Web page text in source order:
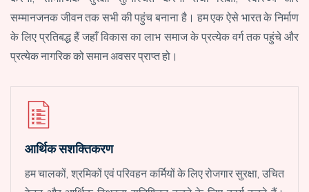
सम्मानजनक जीवन तक सभी की पहुंच बनाना है। हम एक ऐसे भारत के निर्माण
के लिए प्रतिबद्ध हैं जहाँ विकास का लाभ समाज के प्रत्येक वर्ग तक पहुंचे और
प्रत्येक नागरिक को समान अवसर प्राप्त हो।
आर्थिक सशक्तिकरण
हम चालकों, श्रमिकों एवं परिवहन कर्मियों के लिए रोजगार सुरक्षा, उचित